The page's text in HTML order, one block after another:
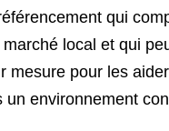
qui
local et qui
mesure pour les
un environnement